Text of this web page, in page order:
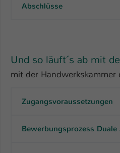
Abschlüsse
Und so läuft´s ab mit
mit der Handwerkskammer
Zugangsvoraussetzungen
Bewerbungsprozess